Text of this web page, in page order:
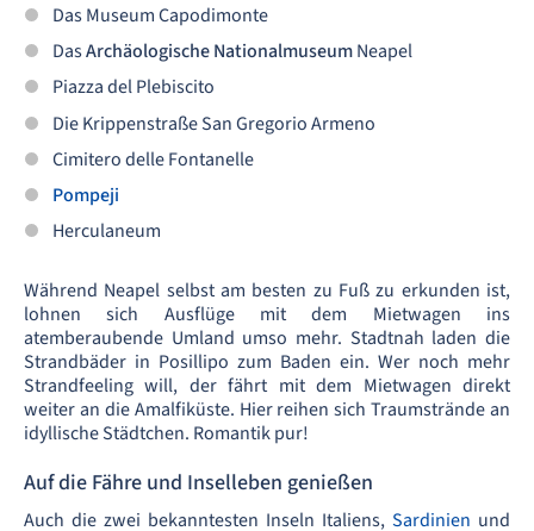
Das Museum Capodimonte
DasArchäologische NationalmuseumNeapel
Piazza del Plebiscito
Die Krippenstraße San Gregorio Armeno
Cimitero delle Fontanelle
Pompeji
Herculaneum
Während Neapel selbst am besten zu Fuß zu erkunden ist,
lohnen sich Ausflüge mit dem Mietwagen ins
atemberaubende Umland umso mehr. Stadtnah laden die
Strandbäder in Posillipo zum Baden ein. Wer noch mehr
Strandfeeling will, der fährt mit dem Mietwagen direkt
weiter an die Amalfiküste. Hier reihen sich Traumstrände an
idyllische Städtchen. Romantik pur!
Auf die Fähre und Inselleben genießen
Auch die zwei bekanntesten Inseln Italiens, Sardinien und